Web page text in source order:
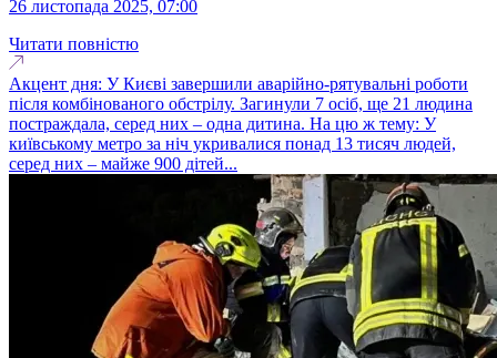
26 листопада 2025, 07:00
Читати повністю
Акцент дня: У Києві завершили аварійно-рятувальні роботи
після комбінованого обстрілу. Загинули 7 осіб, ще 21 людина
постраждала, серед них – одна дитина. На цю ж тему: У
київському метро за ніч укривалися понад 13 тисяч людей,
серед них – майже 900 дітей...